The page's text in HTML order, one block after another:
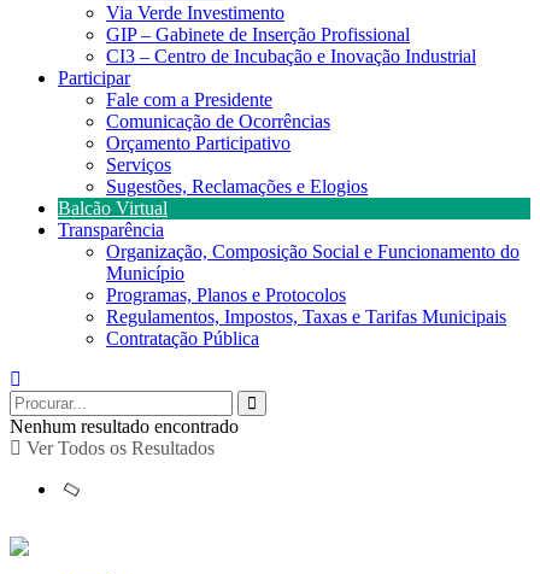
Via Verde Investimento
GIP – Gabinete de Inserção Profissional
CI3 – Centro de Incubação e Inovação Industrial
Participar
Fale com a Presidente
Comunicação de Ocorrências
Orçamento Participativo
Serviços
Sugestões, Reclamações e Elogios
Balcão Virtual
Transparência
Organização, Composição Social e Funcionamento do
Município
Programas, Planos e Protocolos
Regulamentos, Impostos, Taxas e Tarifas Municipais
Contratação Pública
Nenhum resultado encontrado
Ver Todos os Resultados